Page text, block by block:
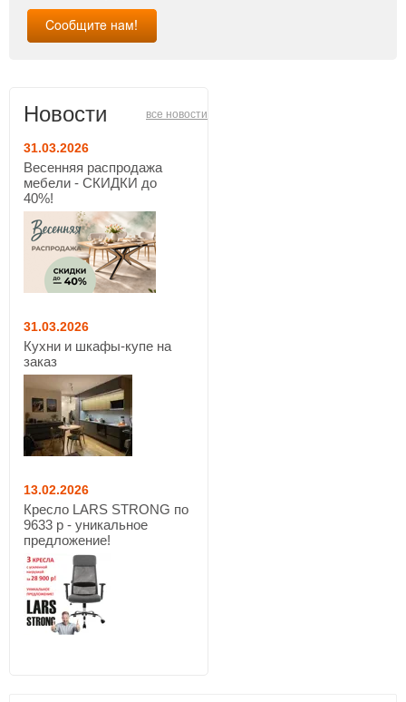
Новости все новости
31.03.2026
Весенняя распродажа
мебели - СКИДКИ до
40%!
31.03.2026
Кухни и шкафы-купе на
заказ
13.02.2026
Кресло LARS STRONG по
9633 р - уникальное
предложение!